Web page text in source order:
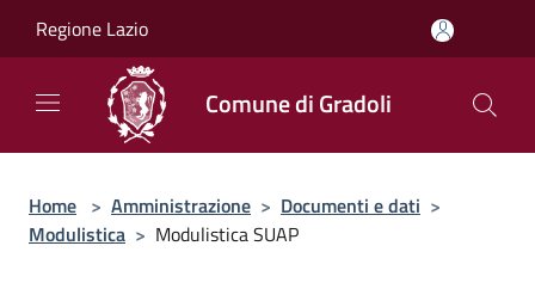
Regione Lazio
Comune di Gradoli
Home > Amministrazione > Documenti e dati >
Modulistica > Modulistica SUAP